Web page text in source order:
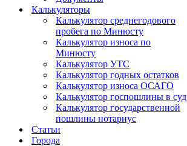
Калькуляторы
Калькулятор среднегодового
пробега по Минюсту
Калькулятор износа по
Минюсту
Калькулятор УТС
Калькулятор годных остатков
Калькулятор износа ОСАГО
Калькулятор госпошлины в суд
Калькулятор государственной
пошлины нотариус
Статьи
Города